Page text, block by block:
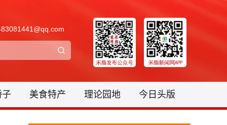
子 美食特产 理论园地 今日头版